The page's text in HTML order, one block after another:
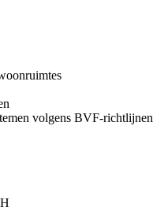
volgens BVF-richtlijnen